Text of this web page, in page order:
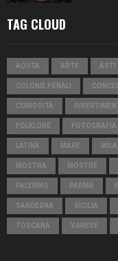
TAG CLOUD
AOSTA ARTE ASTI
COLONIE PENALI
CURIOSITÀ
FOLKLORE FOTOGRAFIA
LATINA MARE
MOSTRA MOSTRE
PALERMO PARMA
SARDEGNA SICILIA
TOSCANA VARESE